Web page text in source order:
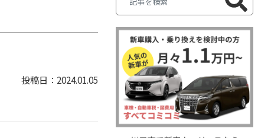
2024.01.05